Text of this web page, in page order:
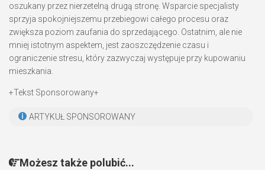
oszukany przez nierzetelną drugą stronę. Wsparcie specjalisty
sprzyja spokojniejszemu przebiegowi całego procesu oraz
zwiększa poziom zaufania do sprzedającego. Ostatnim, ale nie
mniej istotnym aspektem, jest zaoszczędzenie czasu i
ograniczenie stresu, który zazwyczaj występuje przy kupowaniu
mieszkania.
+Tekst Sponsorowany+
ARTYKUŁ SPONSOROWANY
Możesz także polubić...